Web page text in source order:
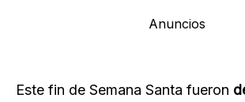
Anuncios
Este fin de Semana Santa fueron